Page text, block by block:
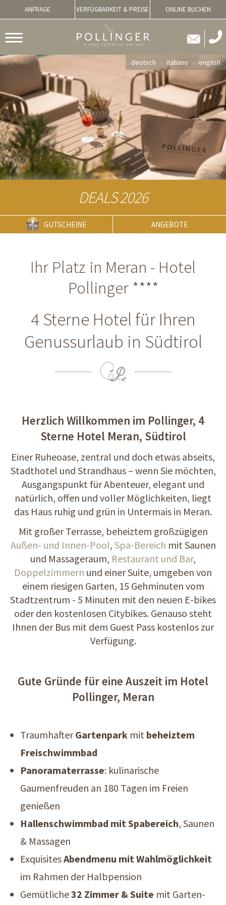
ANFRAGE VERFÜGBARKEIT & PREISE ONLINE BUCHEN
deutsch italiano english
DEALS 2026
GUTSCHEINE ANGEBOTE
Ihr Platz in Meran - Hotel
Pollinger ****
4 Sterne Hotel für Ihren
Genussurlaub in Südtirol
Herzlich Willkommen im Pollinger, 4
Sterne Hotel Meran, Südtirol
Einer Ruheoase, zentral und doch etwas abseits,
Stadthotel und Strandhaus – wenn Sie möchten,
Ausgangspunkt für Abenteuer, elegant und
natürlich, offen und voller Möglichkeiten, liegt
das Haus ruhig und grün in Untermais in Meran.
Mit großer Terrasse, beheiztem großzügigen
Außen- und Innen-Pool, Spa-Bereich mit Saunen
und Massageraum, Restaurant und Bar,
Doppelzimmern und einer Suite, umgeben von
einem riesigen Garten, 15 Gehminuten vom
Stadtzentrum - 5 Minuten mit den neuen E-bikes
oder den kostenlosen Citybikes. Genauso steht
Ihnen der Bus mit dem Guest Pass kostenlos zur
Verfügung.
Gute Gründe für eine Auszeit im Hotel
Pollinger, Meran
TraumhafterGartenpark mit beheiztem
Freischwimmbad
Panoramaterrasse: kulinarische
Gaumenfreuden an 180 Tagen im Freien
genießen
Hallenschwimmbad mit Spabereich, Saunen
& Massagen
ExquisitesAbendmenu mit Wahlmöglichkeit
im Rahmen der Halbpension
Gemütliche32 Zimmer & Suite mit Garten-